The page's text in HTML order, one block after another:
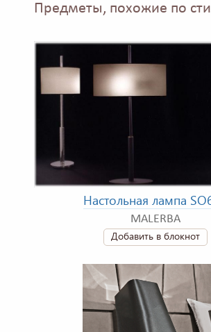
Предметы, похожие по
Настольная лампа
MALERBA
Добавить в блокнот